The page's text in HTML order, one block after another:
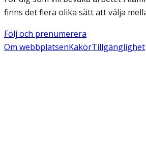
finns det flera olika sätt att välja
Följ och prenumerera
Om webbplatsenKakorTillgänglighet